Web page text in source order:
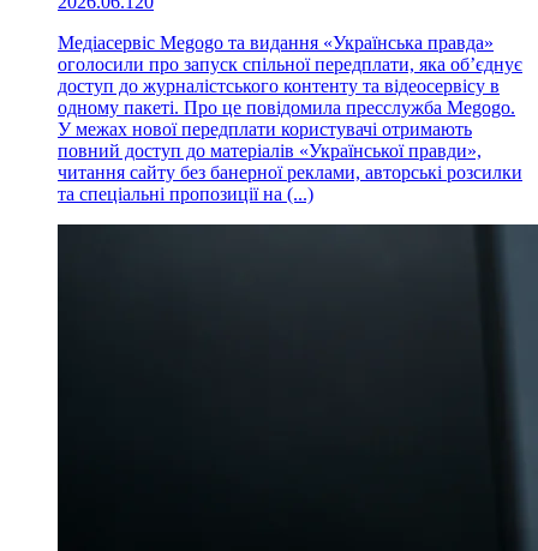
Медіасервіс Megogo та видання «Українська правда»
оголосили про запуск спільної передплати, яка об’єднує
доступ до журналістського контенту та відеосервісу в
одному пакеті. Про це повідомила пресслужба Megogo.
У межах нової передплати користувачі отримають
повний доступ до матеріалів «Української правди»,
читання сайту без банерної реклами, авторські розсилки
та спеціальні пропозиції на (...)